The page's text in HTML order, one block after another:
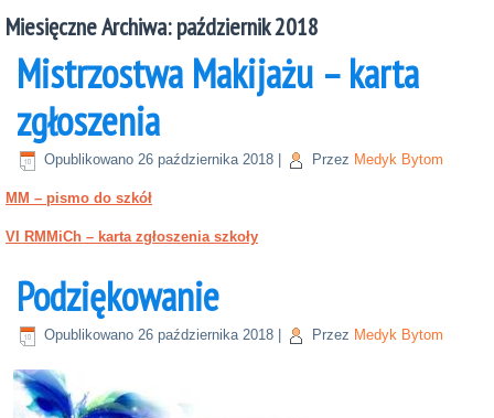
Miesięczne Archiwa:październik 2018
Mistrzostwa Makijażu – karta
zgłoszenia
Opublikowano 26 października 2018 Przez Medyk Bytom
MM – pismo do szkół
VI RMMiCh – karta zgłoszenia szkoły
Podziękowanie
Opublikowano 26 października 2018 Przez Medyk Bytom